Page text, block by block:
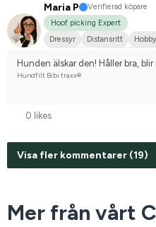
Maria P
Verifierad köpare
Hoof picking Expert
Dressyr
Distansritt
Hunden älskar den! Håller bra,
Hundfilt Bibi traxx®
0 likes
Visa fler kommentarer (19)
Mer från vårt